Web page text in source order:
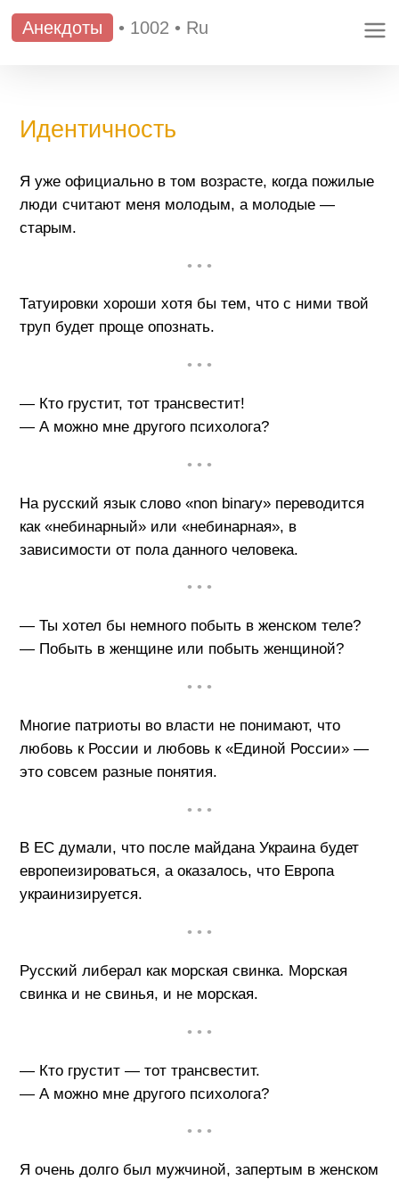
Анекдоты • 1002 • Ru
Идентичность
Я уже официально в том возрасте, когда пожилые
люди считают меня молодым, а молодые —
старым.
• • •
Татуировки хороши хотя бы тем, что с ними твой
труп будет проще опознать.
• • •
— Кто грустит, тот трансвестит!
— А можно мне другого психолога?
• • •
На русский язык слово «non binary» переводится
как «небинарный» или «небинарная», в
зависимости от пола данного человека.
• • •
— Ты хотел бы немного побыть в женском теле?
— Побыть в женщине или побыть женщиной?
• • •
Многие патриоты во власти не понимают, что
любовь к России и любовь к «Единой России» —
это совсем разные понятия.
• • •
В ЕС думали, что после майдана Украина будет
европеизироваться, а оказалось, что Европа
украинизируется.
• • •
Русский либерал как морская свинка. Морская
свинка и не свинья, и не морская.
• • •
— Кто грустит — тот трансвестит.
— А можно мне другого психолога?
• • •
Я очень долго был мужчиной, запертым в женском